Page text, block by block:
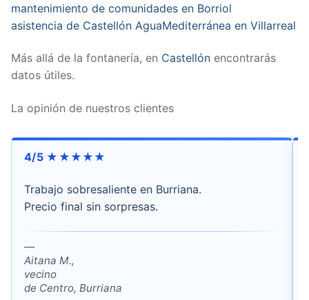
mantenimiento de comunidades en Borriol
asistencia de Castellón AguaMediterránea en Villarreal
Más allá de la fontanería, en Castellón encontrarás
datos útiles.
La opinión de nuestros clientes
4/5 ★★★★★
Trabajo sobresaliente en Burriana.
Precio final sin sorpresas.
—
Aitana M.,
vecino
de Centro, Burriana